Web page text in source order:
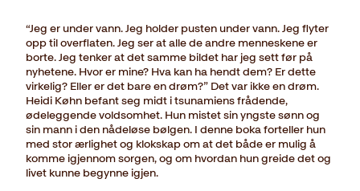
“Jeg er under vann. Jeg holder pusten under vann. Jeg flyter
opp til overflaten. Jeg ser at alle de andre menneskene er
borte. Jeg tenker at det samme bildet har jeg sett før på
nyhetene. Hvor er mine? Hva kan ha hendt dem? Er dette
virkelig? Eller er det bare en drøm?” Det var ikke en drøm.
Heidi Køhn befant seg midt i tsunamiens frådende,
ødeleggende voldsomhet. Hun mistet sin yngste sønn og
sin mann i den nådeløse bølgen. I denne boka forteller hun
med stor ærlighet og klokskap om at det både er mulig å
komme igjennom sorgen, og om hvordan hun greide det og
livet kunne begynne igjen.